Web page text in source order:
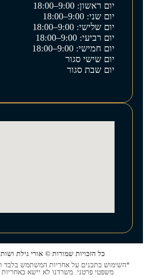
יום ראשון: 9:00–18:00
יום שני: 9:00–18:00
יום שלישי: 9:00–18:00
יום רביעי: 9:00–18:00
יום חמישי: 9:00–18:00
יום שישי סגור
יום שבת סגור
כל הזכויות שמורות © אורי גילת ושות׳ 2026 -
*השימוש בתכנים על אחריות המשתמש בלבד
משפטי פרטני. משרדנו לא יישא